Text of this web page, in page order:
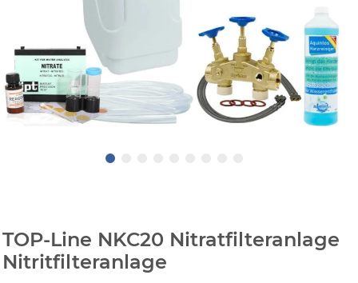
TOP-Line NKC20 Nitratfilteranlage
Nitritfilteranlage